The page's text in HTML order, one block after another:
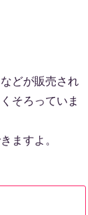
どが販売され
そろっていま
ますよ。